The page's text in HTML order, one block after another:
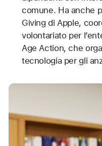
comune. Ha anche
Giving di Apple,
volontariato per
Age Action, che
tecnologia per gli